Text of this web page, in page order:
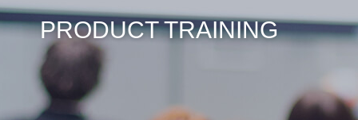
PRODUCT TRAINING